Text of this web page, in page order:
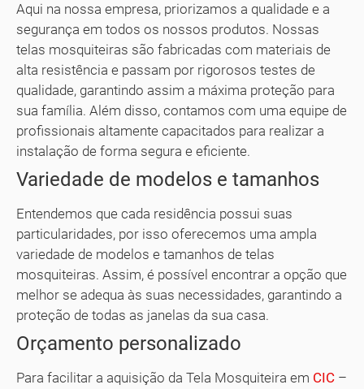
Aqui na nossa empresa, priorizamos a qualidade e a
segurança em todos os nossos produtos. Nossas
telas mosquiteiras são fabricadas com materiais de
alta resistência e passam por rigorosos testes de
qualidade, garantindo assim a máxima proteção para
sua família. Além disso, contamos com uma equipe de
profissionais altamente capacitados para realizar a
instalação de forma segura e eficiente.
Variedade de modelos e tamanhos
Entendemos que cada residência possui suas
particularidades, por isso oferecemos uma ampla
variedade de modelos e tamanhos de telas
mosquiteiras. Assim, é possível encontrar a opção que
melhor se adequa às suas necessidades, garantindo a
proteção de todas as janelas da sua casa.
Orçamento personalizado
Para facilitar a aquisição da Tela Mosquiteira em CIC –